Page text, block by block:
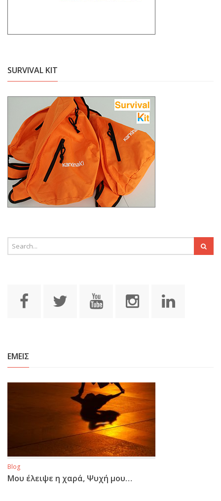
SURVIVAL KIT
ΕΜΕΙΣ
Blog
Μου έλειψε η χαρά, Ψυχή μου…